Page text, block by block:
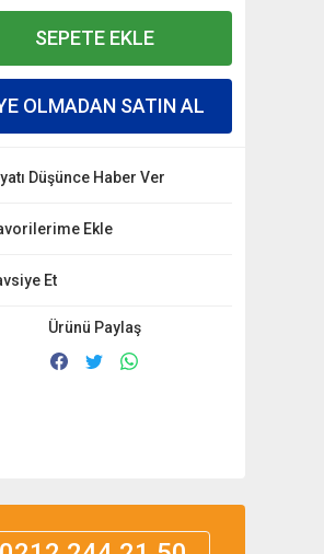
SEPETE EKLE
OLMADAN SATIN AL
Düşünce Haber Ver
Et
Ürünü Paylaş